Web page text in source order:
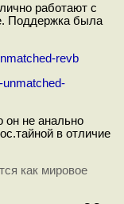
работают с
Поддержка была
revb
unmatched-
он не анально
в отличие
как мировое